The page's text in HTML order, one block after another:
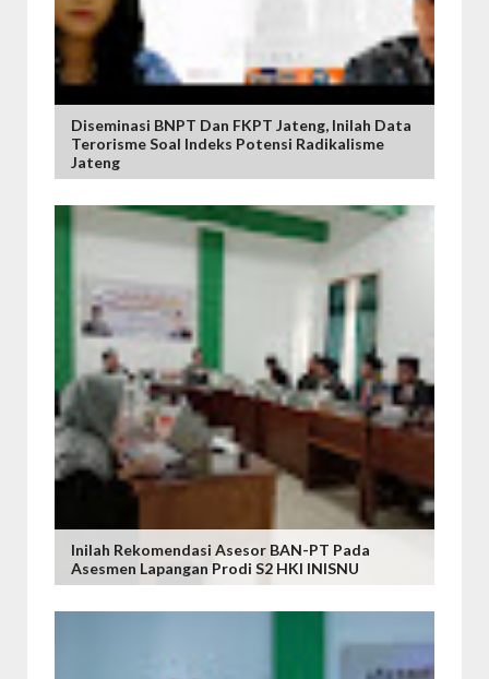
Diseminasi BNPT Dan FKPT Jateng, Inilah Data
Terorisme Soal Indeks Potensi Radikalisme
Jateng
Inilah Rekomendasi Asesor BAN-PT Pada
Asesmen Lapangan Prodi S2 HKI INISNU